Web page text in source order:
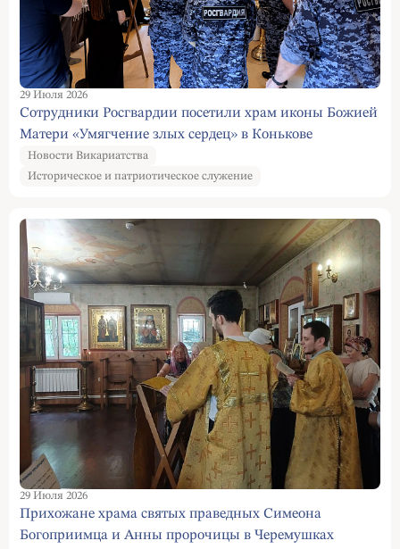
29 Июля 2026
Сотрудники Росгвардии посетили храм иконы Божией
Матери «Умягчение злых сердец» в Конькове
Новости Викариатства
Историческое и патриотическое служение
29 Июля 2026
Прихожане храма святых праведных Симеона
Богоприимца и Анны пророчицы в Черемушках